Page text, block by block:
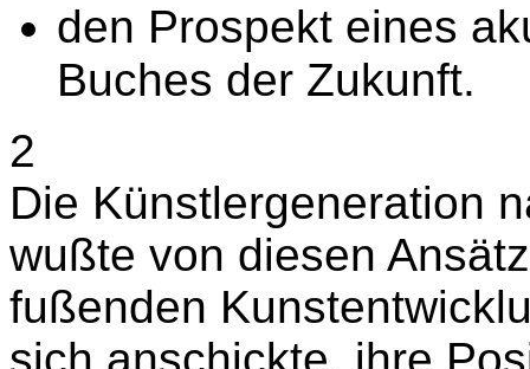
den Prospekt eines
Buches der Zukunft.
2
Die Künstlergeneration
wußte von diesen
fußenden